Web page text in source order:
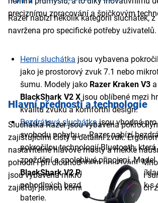
preciznímu zpracování a špičkovým
Razer nabízí několik kategorií sluchátek,
navržena pro specifické potřeby uživatelů.
Herní sluchátka jsou vybavena
jako je prostorový zvuk 7.1 nebo
šumu. Modely jako Razer Kraken V3 a
BlackShark V2 X jsou oblíbené mezi
kvalitu zvuku a komfortní design.
Bezdrátová sluchátkajsou vhodná
svobodu pohybu – Razer nabízí
pokročilou technologií Bluetooth,
zpoždění a spolehlivé připojení. Model
BlackShark V2 Pro Black PS5je
pohodlných bezdrátových sluchátek s
baterie.
Hlavní přednosti a technologie
Sluchátka Razer jsou vybavena
zajišťujícími čistý a detailní zvuk.
nastavitelné hlavové mosty a měkké
pohodlí i při dlouhodobém používání.
jsou vybavena mikrofony s potlačením
zajišťují jasnou komunikaci bez rušivých